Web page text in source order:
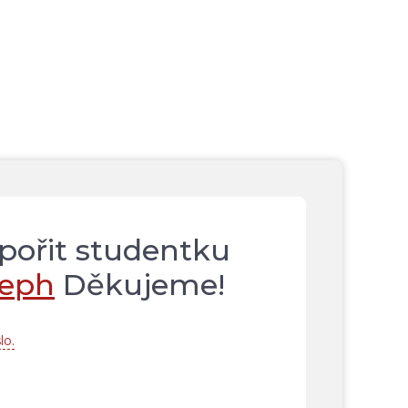
studentku
Děkujeme!